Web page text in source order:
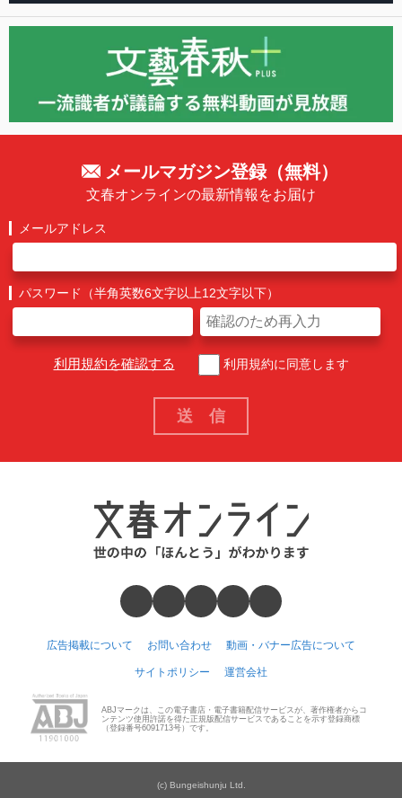
メールマガジン登録（無料）
文春オンラインの最新情報をお届け
メールアドレス
パスワード（半角英数6文字以上12文字以下）
利用規約を確認する 利用規約に同意します
広告掲載について お問い合わせ 動画・バナー広告について
サイトポリシー 運営会社
ABJマークは、この電子書店・電子書籍配信サービスが、著作権者からコ
ンテンツ使用許諾を得た正規版配信サービスであることを示す登録商標
（登録番号6091713号）です。
(c) Bungeishunju Ltd.